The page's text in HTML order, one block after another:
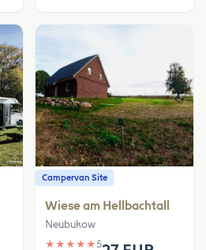
Campervan Site
Wiese am Hellbachtall
Neubukow
★ ★ ★ ★ ★5